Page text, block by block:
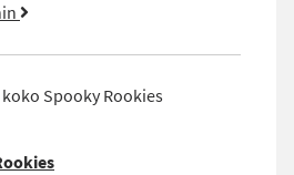
Spooky Rookies